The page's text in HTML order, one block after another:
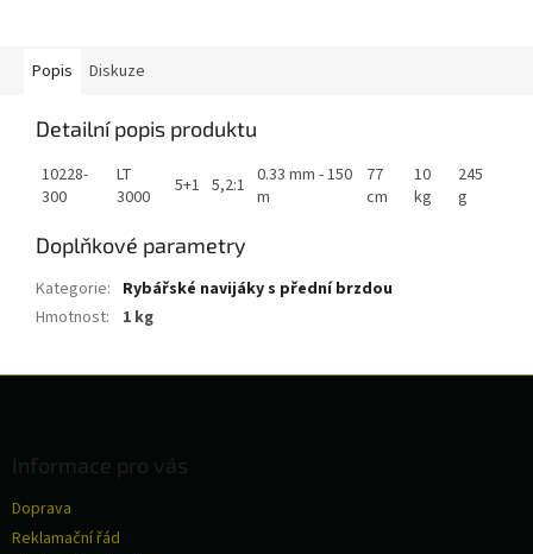
Popis Diskuze
Detailní popis produktu
10228-
300
LT
3000
5+1 5,2:1 0.33 mm - 150
m
77
cm
10
kg
245
g
Doplňkové parametry
Kategorie: Rybářské navijáky s přední brzdou
Hmotnost: 1 kg
Informace pro vás
Doprava
Reklamační řád